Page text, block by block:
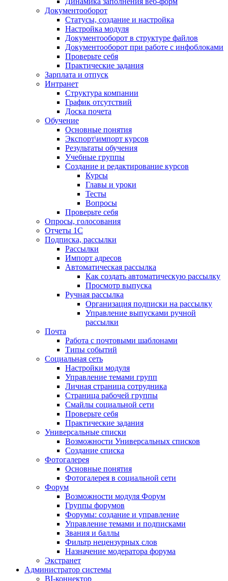
Документооборот
Статусы, создание и настройка
Настройка модуля
Документооборот в структуре файлов
Документооборот при работе с инфоблоками
Проверьте себя
Практические задания
Зарплата и отпуск
Интранет
Структура компании
График отсутствий
Доска почета
Обучение
Основные понятия
Экспорт\импорт курсов
Результаты обучения
Учебные группы
Создание и редактирование курсов
Курсы
Главы и уроки
Тесты
Вопросы
Проверьте себя
Опросы, голосования
Отчеты 1С
Подписка, рассылки
Рассылки
Импорт адресов
Автоматическая рассылка
Как создать автоматическую рассылку
Просмотр выпуска
Ручная рассылка
Организация подписки на рассылку
Управление выпусками ручной
рассылки
Почта
Работа с почтовыми шаблонами
Типы событий
Социальная сеть
Настройки модуля
Управление темами групп
Личная страница сотрудника
Страница рабочей группы
Смайлы социальной сети
Проверьте себя
Практические задания
Универсальные списки
Возможности Универсальных списков
Создание списка
Фотогалерея
Основные понятия
Фотогалерея в социальной сети
Форум
Возможности модуля Форум
Группы форумов
Форумы: создание и управление
Управление темами и подписками
Звания и баллы
Фильтр нецензурных слов
Назначение модератора форума
Экстранет
Администратор системы
BI-коннектор